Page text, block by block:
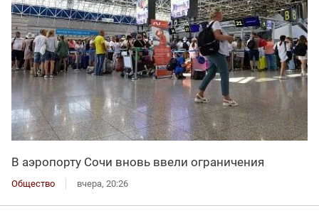
В аэропорту Сочи вновь ввели ограничения
Общество вчера, 20:26